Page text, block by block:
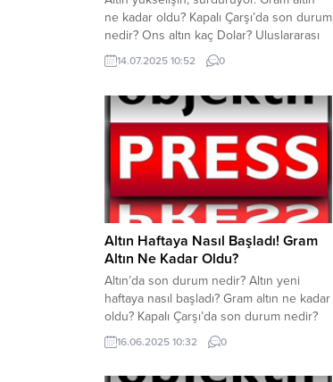
ne kadar oldu? Kapalı Çarşı’da son durum
nedir? Ons altın kaç Dolar? Uluslararası
piyasalarda artan belirsizlik ve risklerin
artmasıyla birlikte altın yükselişini
altın yükseliyor. Gram altın yükselişini
sürdürüyor. Gram altın bugün saat 10.50
itibariyle 4.360 TL’den işlem görüyor.
Ons altın ise...
14.07.2025 10:52 0
Altın Haftaya Nasıl Başladı! Gram
Altın Ne Kadar Oldu?
Altın’da son durum nedir? Altın yeni
haftaya nasıl başladı? Gram altın ne kadar
oldu? Kapalı Çarşı’da son durum nedir?
Ons altın kaç Dolar? Altın’da hareketlilik
devam ediyor. Uluslararası piyasalardaki
16.06.2025 10:32 0